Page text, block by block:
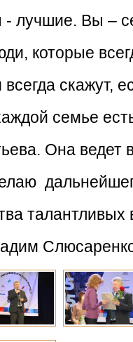
- лучшие. Вы –
которые
скажут,
семье
Она ведет
талантливых